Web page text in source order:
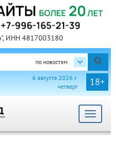
ИНН 4817003180
по новостям
18+
6 августа 2026 г.
четверг
Toggle